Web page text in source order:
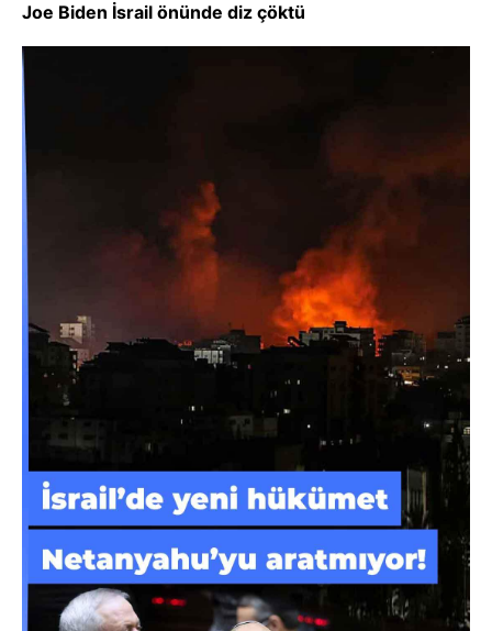
Joe Biden İsrail önünde diz çöktü